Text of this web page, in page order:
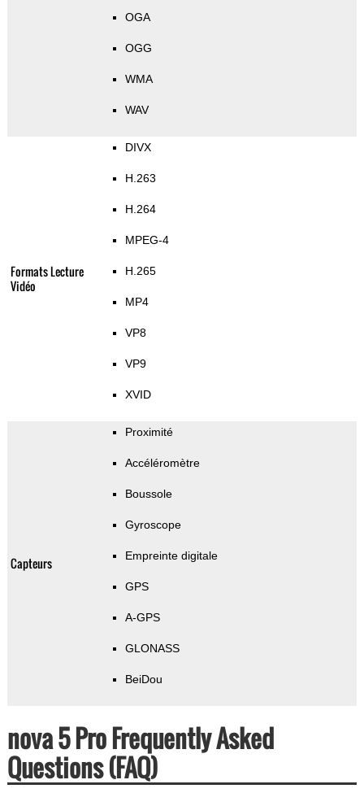
OGA
OGG
WMA
WAV
Formats Lecture
Vidéo
DIVX
H.263
H.264
MPEG-4
H.265
MP4
VP8
VP9
XVID
Capteurs
Proximité
Accéléromètre
Boussole
Gyroscope
Empreinte digitale
GPS
A-GPS
GLONASS
BeiDou
nova 5 Pro Frequently Asked
Questions (FAQ)